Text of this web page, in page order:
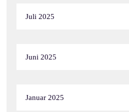
Juli 2025
Juni 2025
Januar 2025